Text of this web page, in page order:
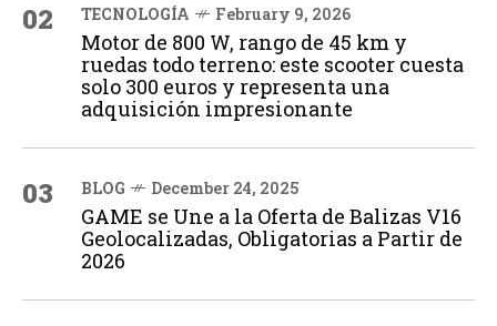
02 TECNOLOGÍA February 9, 2026
Motor de 800 W, rango de 45 km y
ruedas todo terreno: este scooter cuesta
solo 300 euros y representa una
adquisición impresionante
03 BLOG December 24, 2025
GAME se Une a la Oferta de Balizas V16
Geolocalizadas, Obligatorias a Partir de
2026